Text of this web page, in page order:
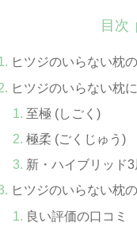
目次
ヒツジのいらない枕
ヒツジのいらない枕
至極 (しごく)
極柔 (ごくじゅう)
新・ハイブリッド
ヒツジのいらない枕
良い評価の口コミ